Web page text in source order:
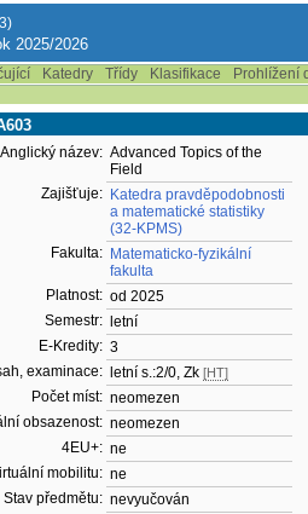
2025/2026
Katedry Třídy Klasifikace
Prohlížení
Anglický název: Advanced Topics of the
Field
Zajišťuje: Katedra pravděpodobnosti
a matematické statistiky
(32-KPMS)
Fakulta: Matematicko-fyzikální
fakulta
Platnost: od 2025
Semestr:
letní
E-Kredity: 3
examinace:
letní s.:2/0, Zk [HT]
Počet míst: neomezen
obsazenost: neomezen
4EU+: ne
mobilitu: ne
Stav předmětu: nevyučován